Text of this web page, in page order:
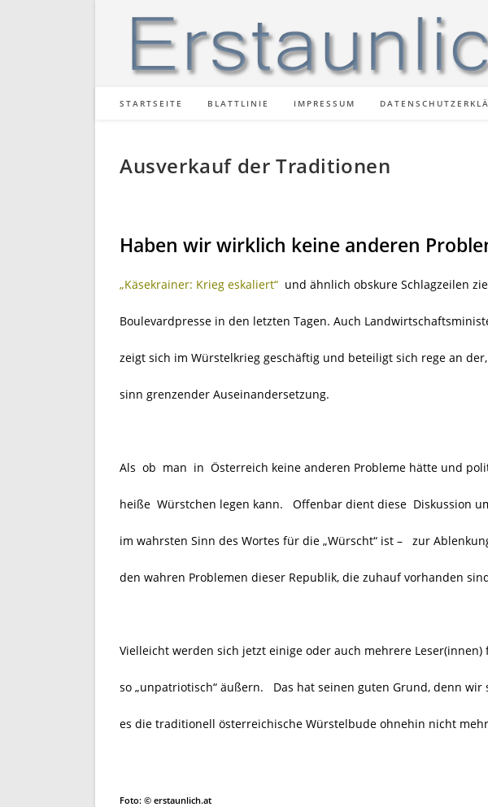
STARTSEITE BLATTLINIE IMPRESSUM
Ausverkauf der Traditionen
Haben wir wirklich keine anderen
„Käsekrainer: Krieg eskaliert“ und ähnlich obskure Schlagzeilen
Boulevardpresse in den letzten Tagen. Auch
zeigt sich im Würstelkrieg geschäftig und beteiligt sich rege an
sinn grenzender Auseinandersetzung.
Als ob man in Österreich keine anderen Probleme hätte und
heiße Würstchen legen kann. Offenbar dient diese Diskussion
im wahrsten Sinn des Wortes für die „Würscht“ ist – zur
den wahren Problemen dieser Republik, die zuhauf vorhanden
Vielleicht werden sich jetzt einige oder auch mehrere
so „unpatriotisch“ äußern. Das hat seinen guten Grund, denn wir
es die traditionell österreichische Würstelbude ohnehin nicht
Foto: © erstaunlich.at